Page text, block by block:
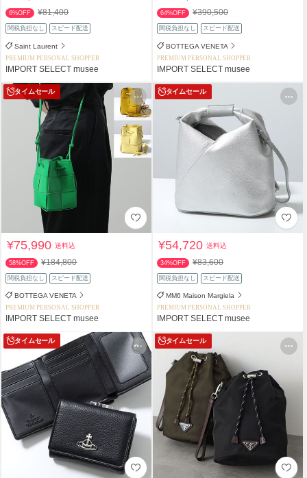
6%OFF ¥81,400
関税負担なし スピード配送
Saint Laurent
PREMIUM PERSONAL SHOPPER
IMPORT SELECT musee
64%OFF ¥390,500
関税負担なし スピード配送
BOTTEGA VENETA
PREMIUM PERSONAL SHOPPER
IMPORT SELECT musee
タイムセール
¥75,990送料込
58%OFF ¥184,800
関税負担なし スピード配送
BOTTEGA VENETA
PREMIUM PERSONAL SHOPPER
IMPORT SELECT musee
タイムセール
¥54,720送料込
34%OFF ¥83,600
関税負担なし スピード配送
MM6 Maison Margiela
PREMIUM PERSONAL SHOPPER
IMPORT SELECT musee
タイムセール タイムセール